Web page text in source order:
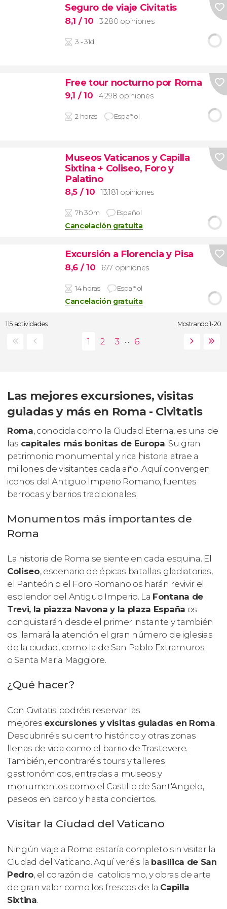
Seguro de viaje Civitatis
8,1 / 10 3.280 opiniones
3 - 31d
Free tour nocturno por Roma
9,1 / 10 4.298 opiniones
2 horas Español
Museos Vaticanos y Capilla
Sixtina + Coliseo, Foro y
Palatino
8,5 / 10 13.181 opiniones
7h 30m Español
Cancelación gratuita
Excursión a Florencia y Pisa
8,6 / 10 677 opiniones
14 horas Español
Cancelación gratuita
115 actividades Mostrando 1-20
...
Las mejores excursiones, visitas
guiadas y más en Roma - Civitatis
Roma, conocida como la Ciudad Eterna, es una de
las capitales más bonitas de Europa. Su gran
patrimonio monumental y rica historia atrae a
millones de visitantes cada año. Aquí convergen
iconos del Antiguo Imperio Romano, fuentes
barrocas y barrios tradicionales.
Monumentos más importantes de
Roma
La historia de Roma se siente en cada esquina. El
Coliseo, escenario de épicas batallas gladiatorias,
el Panteón o el Foro Romano os harán revivir el
esplendor del Antiguo Imperio. La Fontana de
Trevi, la piazza Navona y la plaza España os
conquistarán desde el primer instante y también
os llamará la atención el gran número de iglesias
de la ciudad, como la de San Pablo Extramuros
o Santa Maria Maggiore.
¿Qué hacer?
Con Civitatis podréis reservar las
mejores excursiones y visitas guiadas en Roma.
Descubriréis su centro histórico y otras zonas
llenas de vida como el barrio de Trastevere.
También, encontraréis tours y talleres
gastronómicos, entradas a museos y
monumentos como el Castillo de Sant'Angelo,
paseos en barco y hasta conciertos.
Visitar la Ciudad del Vaticano
Ningún viaje a Roma estaría completo sin visitar la
Ciudad del Vaticano. Aquí veréis la basílica de San
Pedro, el corazón del catolicismo, y obras de arte
de gran valor como los frescos de la Capilla
Sixtina.